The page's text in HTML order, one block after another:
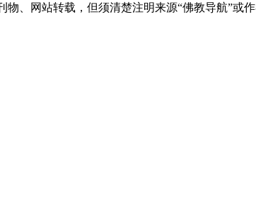
、网站转载，但须清楚注明来源“佛教导航”或作